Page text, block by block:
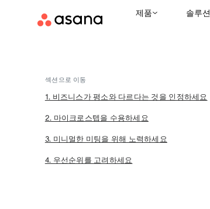
제품 솔루션
섹션으로 이동
1. 비즈니스가 평소와 다르다는 것을 인정하세요
2. 마이크로스텝을 수용하세요
3. 미니멀한 미팅을 위해 노력하세요
4. 우선순위를 고려하세요